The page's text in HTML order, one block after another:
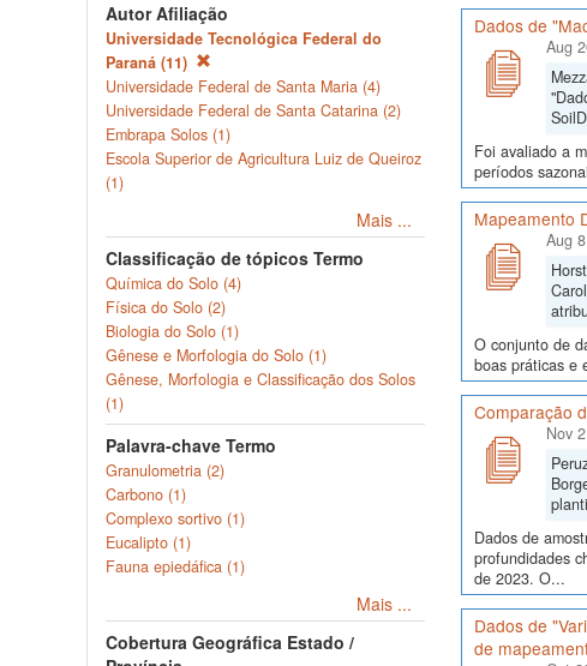
Autor Afiliação
Universidade Tecnológica Federal do
Paraná (11)
Universidade Federal de Santa Maria (4)
Universidade Federal de Santa Catarina (2)
Embrapa Solos (1)
Escola Superior de Agricultura Luiz de Queiroz
(1)
Mais ...
Classificação de tópicos Termo
Química do Solo (4)
Física do Solo (2)
Biologia do Solo (1)
Gênese e Morfologia do Solo (1)
Gênese, Morfologia e Classificação dos Solos
(1)
Palavra-chave Termo
Granulometria (2)
Carbono (1)
Complexo sortivo (1)
Eucalipto (1)
Fauna epiedáfica (1)
Mais ...
Cobertura Geográfica Estado /
Dados de
Aug
Foi avaliado a
períodos
Mapeamento
Aug
O conjunto de
boas práticas e
Comparação
Nov
Dados de
profundidades
de 2023. O...
Dados de
de